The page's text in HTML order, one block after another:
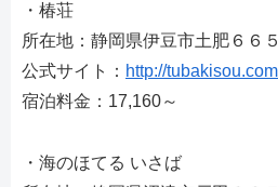
・椿荘
所在地：静岡県伊豆市土肥６６
公式サイト： http://
宿泊料金：17,160～
・海のほてる いさば